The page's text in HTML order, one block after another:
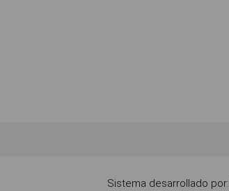
Sistema desarrollado por: